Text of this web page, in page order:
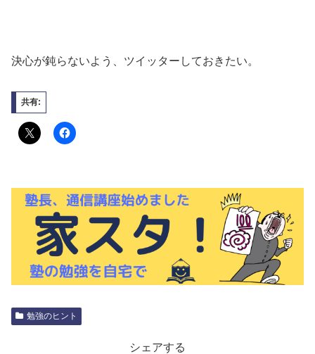
決心が鈍らないよう、ツイッターしておきたい。
共有:
勉強のヒント
シェアする